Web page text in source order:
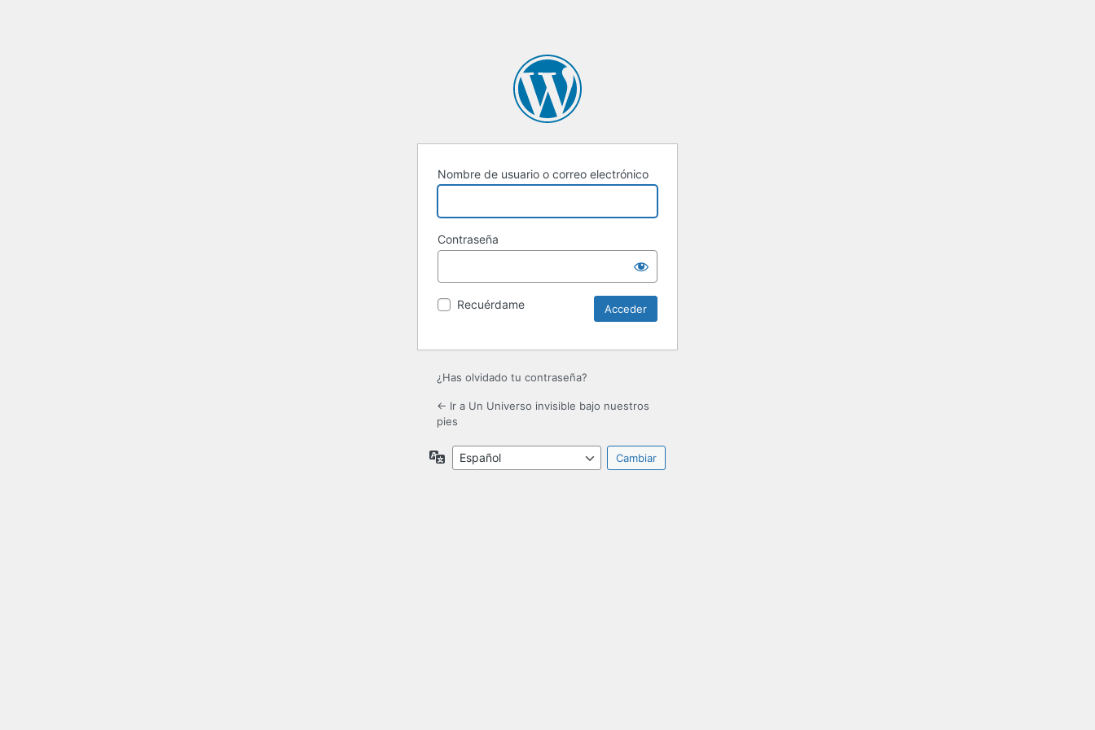
Nombre de usuario o correo electrónico
Contraseña
Recuérdame
¿Has olvidado tu contraseña?
← Ir a Un Universo invisible bajo nuestros
pies
Idioma